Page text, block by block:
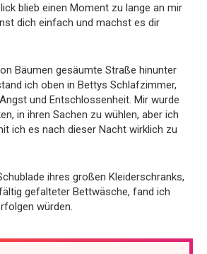
blieb einen Moment zu lange an mir
dich einfach und machst es dir
Bäumen gesäumte Straße hinunter
ich oben in Bettys Schlafzimmer,
und Entschlossenheit. Mir wurde
in ihren Sachen zu wühlen, aber ich
ich es nach dieser Nacht wirklich zu
ihres großen Kleiderschranks,
gefalteter Bettwäsche, fand ich
würden.